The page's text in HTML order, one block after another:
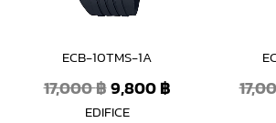
ECB-10TMS-1A
17,000฿9,800฿
EDIFICE